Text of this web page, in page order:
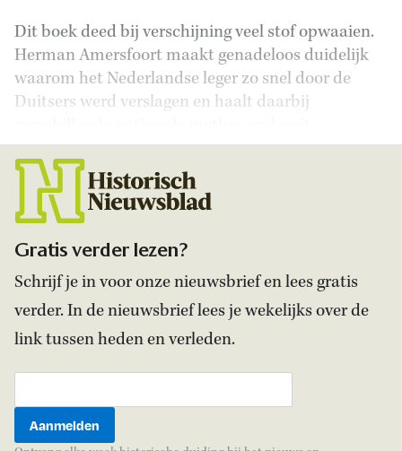
Dit boek deed bij verschijning veel stof opwaaien.
Herman Amersfoort maakt genadeloos duidelijk
waarom het Nederlandse leger zo snel door de
Duitsers werd verslagen en haalt daarbij
Gratis verder lezen?
Schrijf je in voor onze nieuwsbrief en lees gratis
verder. In de nieuwsbrief lees je wekelijks over de
link tussen heden en verleden.